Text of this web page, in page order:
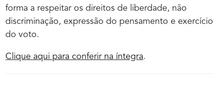
forma a respeitar os direitos de liberdade, não
discriminação, expressão do pensamento e exercício
do voto.
Clique aqui para conferir na íntegra.